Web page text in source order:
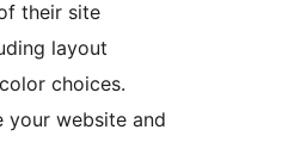
their site
layout
choices.
your website and